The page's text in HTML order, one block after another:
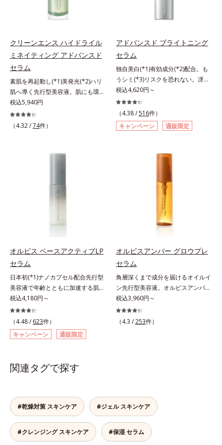
う！8月10日までの期間限定、お一
人様各1セット限定ですが、複数セ
品の詳しい情報は商品ページをご覧
ください。・オルビスユー ドット
シリーズは、こちら・オルビス ザ
リンクルセラムは、こちら・アドバ
ンスド ブライトニング セラムは、
こちら・オルビス リンクルブライ
オルビスユー フォーミングウォッ
シュは、こちら・オルビス ザ クレ
ちら・ヘルシーリードプロテイン
は、こちら・コラーゲンゼリーは、
こちら・コラーゲン リ フォース
（ラ・フランス風味）は、こちら
バカスを予防します。さらに独自研
究に基づいた浸透型ハリ保湿成分
で、"顔全体にご使用いただける設
計"。見えているシワはもちろん、
自分では気づきにくい死角のシワの
改善にも効果を発揮します。*1 メ
ラニンの生成を抑え、シミ・ソバカ
スを防ぐ*2 ナイアシンアミド（有
効成分）、水添大豆リン脂質、フィ
トステロール、水（基剤）、
BG（保湿）*3 角層まで*4 K石けん
角層の範囲内における自社従来品処
方との比較*6 ドクダミエキス、シ
クロヘキサンジカルボン酸ビスエト
キシジグリコール（保湿）＜使用量
目安＞パール1粒程度＜ご使用ステ
ップ＞洗顔料 ⇒ 化粧水 ⇒ ザ リン
クルセラム ⇒ 保湿液＜1商品あたり
180回（3ヵ月程度）各商品の詳し
い情報は商品ページをご覧くださ
い。・BEAUTY夏祭りは、こちら
クリーンエンス ハイドライル
ミネイティング アドバンスド
セラム
素肌を再起動し(*1)美発光(*2)ハリ
肌へ導く先行型美容液。肌にも環境
にも、いいことを——。
「CLEANENCE（クリーンエン
ス）」が目指すのは、まっさらな素
されるはずだった原料や資源を「ア
めるような加工を行う）」。不要と
されるものを生まれ変わらせて新し
いパワーを引き出し、サイエンスの
力でまっさらな素肌へと導くクリー
ンビューティブランドです。
税込5,940円
（4.32 /74件）
アドバンスド ブライトニング
セラム
独自美白(*1)有効成分(*2)配合。も
うシミ(*3)リスクを恐れない。冴え
わたる透明美肌(*4)へ。先端肌科学
が導く、透明感あふれる輝き(*4)
へ。今の自分の肌も未来の肌もあき
らめない、自分史上最高の冴えわた
る透明美肌(*4)を目指すには、美肌
ミを予防するお手入れを続けること
ーラ・オルビスグループ独自の美白
(*1)有効成分「m-ピクセノール（デ
クスパンテノールW）」を配合。シ
ミの原因になると考えられる“メラ
ニンの塊”を居座らせない(*1)、粉砕
と排出サポート(*5)の2ステップで
カスを防ぎます。さらに、「アルテ
アネスレ(*6)」を配合し、うるおい
に満ちた自分本来の澄み渡るような
透明感を目指します。手に取った
時、なじませた時、後肌、と3段階
に変化するテクスチャーは、肌にす
ばやくなじみ、毎日の美白ケアを楽
しくする使いごこちを叶えました。
品の詳しい情報は商品ページをご覧
ください。・BEAUTY夏祭りは、こ
ちら
税込4,620円～
（4.38 /516件）
キャンペーン
通販限定
オルビス ベースアクティブLP
セラム
日本初(*1)ナノカプセル配合先行型
美容液で年齢とともに加速する肌悩
み(*2)にブレーキを。スキンケアの
打ち止め感に。年齢とともに加速す
る肌悩み(*2)にブレーキをかけ、化
粧水前の土台(*3)づくりで、うるお
いに満ち満ちた内側から弾むような
に、あと一歩肌悩みが晴れない…。
毛穴約1/1000ナノサイズの極小カ
プセルの表面は肌になじみやすい構
造(*4)。内包した美容成分(*5)の浸
透をサポートし、角層すみずみをう
税込4,180円～
（4.48 / 623件）
キャンペーン
通販限定
オルビスアンバー グロウプレ
セラム
角層深くまで成分を届けるオイルイ
ン先行型美容液。オルビスアンバー
は、いつも⾃然体で美しくありたい
と願う⼤⼈世代に寄り添うブランド
です。年齢印象研究に基づいた肌サ
ンバー グロウプレセラム」は、オ
イル成分(*2)が肌に素早くなじみ、
肌をやわらかくしながら角層まで浸
透。ADセラミドミックスが肌をす
税込3,960円～
（4.3 /253件）
関連タグで探す
#乾燥対策 スキンケア #ジェル スキンケア
#クレンジング スキンケア #保湿 セラム